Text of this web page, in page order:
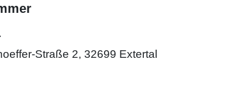
Straße 2, 32699 Extertal